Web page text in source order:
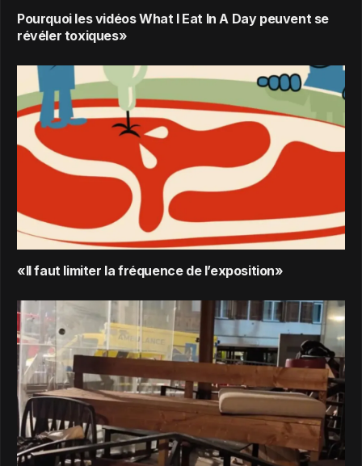
Pourquoi les vidéos What I Eat In A Day peuvent se
révéler toxiques»
«Il faut limiter la fréquence de l’exposition»